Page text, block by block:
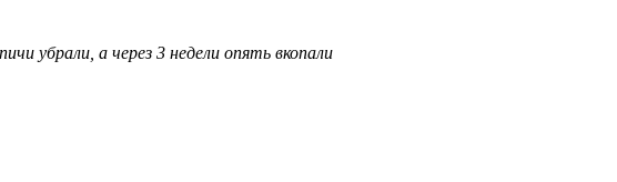
убрали, а через 3 недели опять вкопали